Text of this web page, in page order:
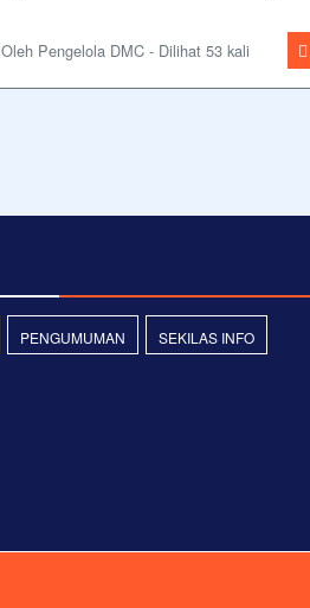
Pengelola DMC - Dilihat 53 kali
PENGUMUMAN SEKILAS INFO